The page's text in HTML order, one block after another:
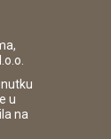
u
na